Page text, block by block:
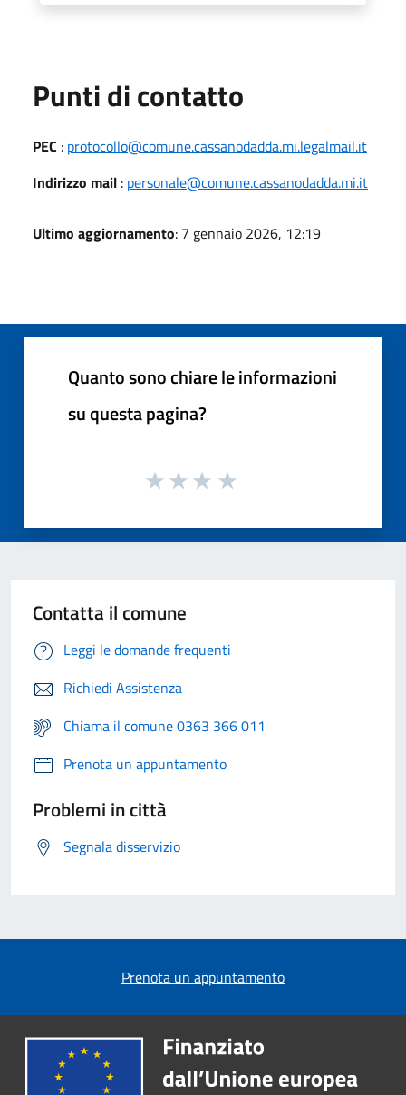
Punti di contatto
PEC : protocollo@comune.cassanodadda.mi.legalmail.it
Indirizzo mail : personale@comune.cassanodadda.mi.it
Ultimo aggiornamento: 7 gennaio 2026, 12:19
Quanto sono chiare le informazioni
su questa pagina?
Contatta il comune
Leggi le domande frequenti
Richiedi Assistenza
Chiama il comune 0363 366 011
Prenota un appuntamento
Problemi in città
Segnala disservizio
Prenota un appuntamento